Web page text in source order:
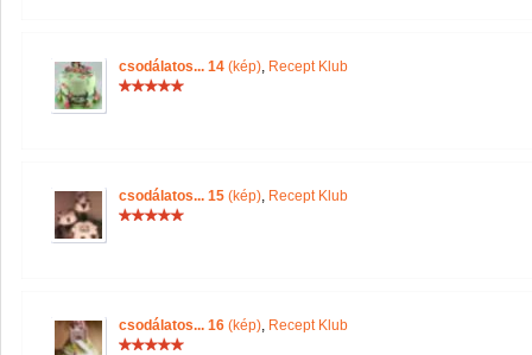
csodálatos... 14 (kép), Recept Klub
csodálatos... 15 (kép), Recept Klub
csodálatos... 16 (kép), Recept Klub